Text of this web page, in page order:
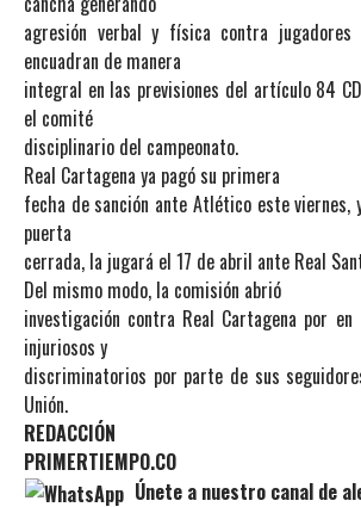
agresión verbal y física contra
encuadran de manera
integral en las previsiones del artículo 84
el comité
disciplinario del campeonato.
Real Cartagena ya pagó su primera
fecha de sanción ante Atlético este viernes,
puerta
cerrada, la jugará el 17 de abril ante Real
Del mismo modo, la comisión abrió
investigación contra Real Cartagena por
injuriosos y
discriminatorios por parte de sus
Unión.
REDACCIÓN
PRIMERTIEMPO.CO
Únete a nuestro canal de